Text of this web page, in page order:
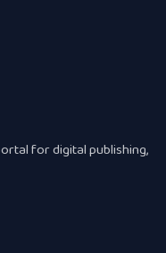
for digital publishing,